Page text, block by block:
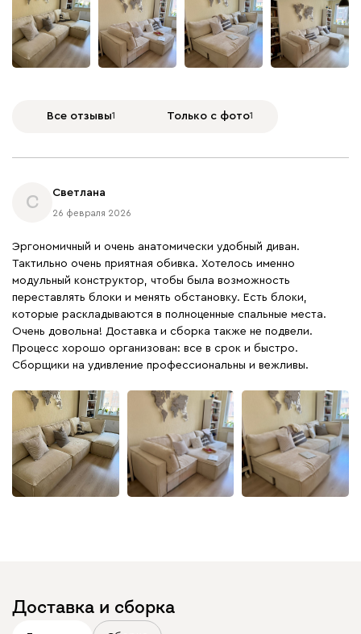
Графит Серый Терракота Тёмно-синий
Все отзывы1 Только с фото1
С
Светлана
26 февраля 2026
Эргономичный и очень анатомически удобный диван.
Тактильно очень приятная обивка. Хотелось именно
модульный конструктор, чтобы была возможность
переставлять блоки и менять обстановку. Есть блоки,
которые раскладываются в полноценные спальные места.
Очень довольна! Доставка и сборка также не подвели.
Процесс хорошо организован: все в срок и быстро.
Сборщики на удивление профессиональны и вежливы.
Доставка и сборка